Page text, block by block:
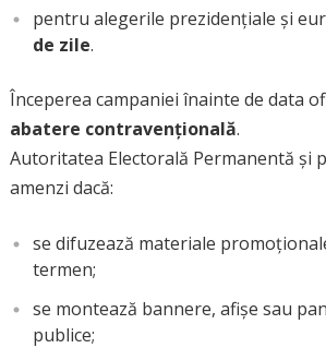
pentru alegerile prezidențiale și
de zile.
Începerea campaniei înainte de data
abatere contravențională.
Autoritatea Electorală Permanentă și
amenzi dacă:
se difuzează materiale
termen;
se montează bannere, afișe sau
publice;